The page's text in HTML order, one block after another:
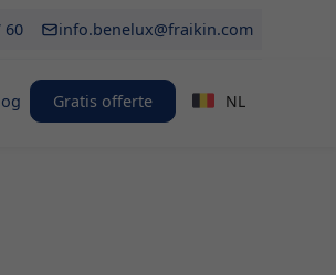
60 info.benelux@fraikin.com
Gratis offerte NL